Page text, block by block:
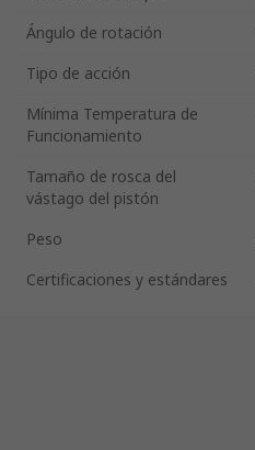
Ángulo de rotación
Tipo de acción
Mínima Temperatura de
Funcionamiento
Tamaño de rosca del
vástago del pistón
Peso
Certificaciones y estándares